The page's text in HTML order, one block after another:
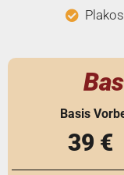
Basis
39 €